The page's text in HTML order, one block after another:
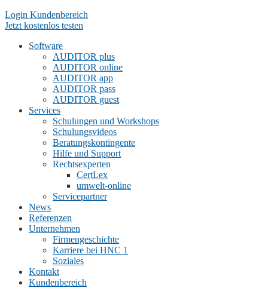
Login Kundenbereich
Jetzt kostenlos testen
Software
AUDITOR plus
AUDITOR online
AUDITOR app
AUDITOR pass
AUDITOR guest
Services
Schulungen und Workshops
Schulungsvideos
Beratungskontingente
Hilfe und Support
Rechtsexperten
CertLex
umwelt-online
Servicepartner
News
Referenzen
Unternehmen
Firmengeschichte
Karriere bei HNC 1
Soziales
Kontakt
Kundenbereich